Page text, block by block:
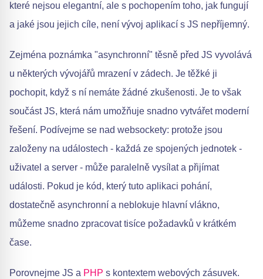
které nejsou elegantní, ale s pochopením toho, jak fungují
a jaké jsou jejich cíle, není vývoj aplikací s JS nepříjemný.
Zejména poznámka "asynchronní" těsně před JS vyvolává
u některých vývojářů mrazení v zádech. Je těžké ji
pochopit, když s ní nemáte žádné zkušenosti. Je to však
součást JS, která nám umožňuje snadno vytvářet moderní
řešení. Podívejme se nad websockety: protože jsou
založeny na událostech - každá ze spojených jednotek -
uživatel a server - může paralelně vysílat a přijímat
události. Pokud je kód, který tuto aplikaci pohání,
dostatečně asynchronní a neblokuje hlavní vlákno,
můžeme snadno zpracovat tisíce požadavků v krátkém
čase.
Porovnejme JS a PHP s kontextem webových zásuvek.